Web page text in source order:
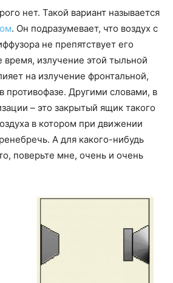
нет. Такой вариант называется
. Он подразумевает, что воздух с
не препятствует его
излучение этой тыльной
на излучение фронтальной,
противофазе. Другими словами, в
– это закрытый ящик такого
в котором при движении
А для какого-нибудь
поверьте мне, очень и очень